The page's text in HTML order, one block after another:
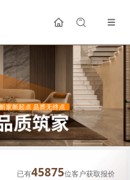
已有45875位客户获取报价